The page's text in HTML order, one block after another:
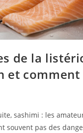
de la
et comment
sashimi : les
souvent pas des